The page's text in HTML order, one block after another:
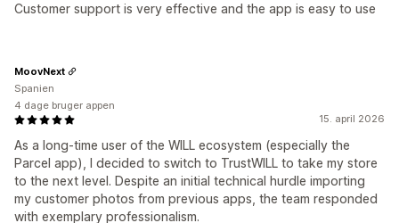
Customer support is very effective and the app is easy to use
15. april 2026
As a long-time user of the WILL ecosystem (especially the
Parcel app), I decided to switch to TrustWILL to take my store
to the next level. Despite an initial technical hurdle importing
my customer photos from previous apps, the team responded
with exemplary professionalism.
MoovNext
Spanien
4 dage bruger appen